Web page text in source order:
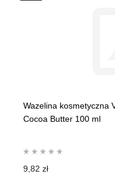
Wazelina kosmetyczna
Cocoa Butter 100 ml
9,82 zł